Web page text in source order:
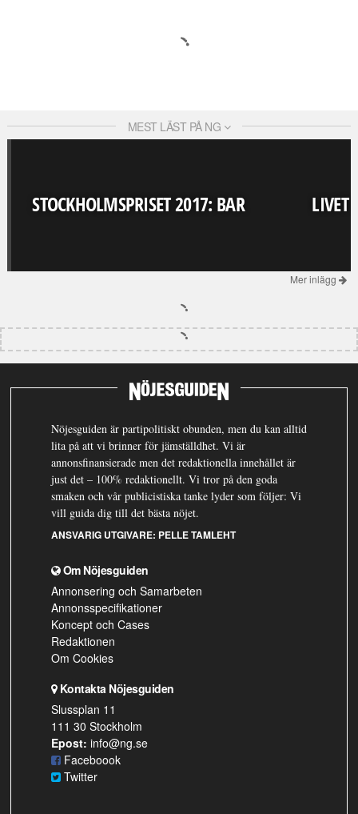
MEST LÄST PÅ NG
STOCKHOLMSPRISET 2017: BAR LIVET
Mer inlägg
Nöjesguiden är partipolitiskt obunden, men du kan alltid
lita på att vi brinner för jämställdhet. Vi är
annonsfinansierade men det redaktionella innehållet är
just det – 100% redaktionellt. Vi tror på den goda
smaken och vår publicistiska tanke lyder som följer: Vi
vill guida dig till det bästa nöjet.
ANSVARIG UTGIVARE: PELLE TAMLEHT
Om Nöjesguiden
Annonsering och Samarbeten
Annonsspecifikationer
Koncept och Cases
Redaktionen
Om Cookies
Kontakta Nöjesguiden
Slussplan 11
111 30 Stockholm
Epost: info@ng.se
Faceboook
Twitter